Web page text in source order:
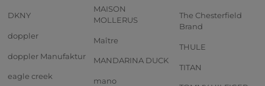
DKNY
doppler
doppler Manufaktur
eagle creek
MAISON
MOLLERUS
Maître
MANDARINA DUCK
mano
The Chesterfield
Brand
THULE
TITAN